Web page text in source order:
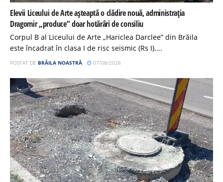
Elevii Liceului de Arte așteaptă o clădire nouă, administrația
Dragomir „produce” doar hotărâri de consiliu
Corpul B al Liceului de Arte „Hariclea Darclee” din Brăila
este încadrat în clasa I de risc seismic (Rs I)....
POSTAT DE BRĂILA NOASTRĂ 07/08/2026